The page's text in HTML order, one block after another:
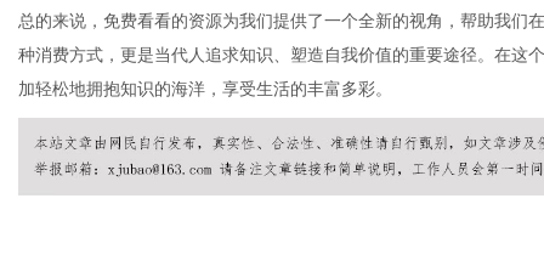
总的来说，免费看看的资源为我们提供了一个全新的视角，帮助我们
种消费方式，更是当代人追求知识、塑造自我价值的重要途径。在这
加轻松地拥抱知识的海洋，享受生活的丰富多彩。